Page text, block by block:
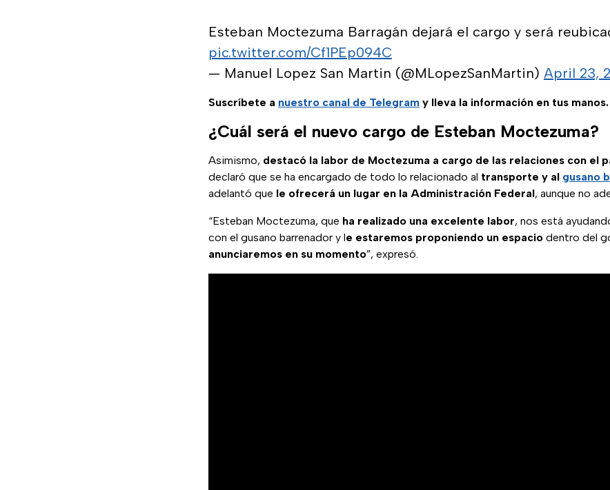
Esteban Moctezuma Barragán dejará el cargo y será
pic.twitter.com/Cf1PEp094C
— Manuel Lopez San Martin (@MLopezSanMartin) April 23,
Suscríbete a nuestro canal de Telegram y lleva la información en tus manos.
¿Cuál será el nuevo cargo de Esteban Moctezuma?
Asimismo, destacó la labor de Moctezuma a cargo de las relaciones con el
declaró que se ha encargado de todo lo relacionado al transporte y al gusano
adelantó que le ofrecerá un lugar en la Administración Federal, aunque no
“Esteban Moctezuma, que ha realizado una excelente labor, nos está
con el gusano barrenador y le estaremos proponiendo un espacio dentro del
anunciaremos en su momento”, expresó.